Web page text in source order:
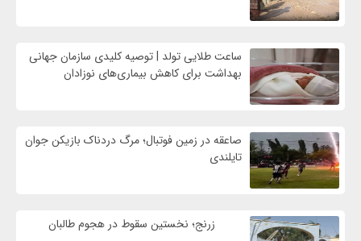
ساعت طلایی تولد | توصیه کلیدی سازمان جهانی
بهداشت برای کاهش بیماری‌های نوزادان
صاعقه در زمین فوتبال؛ مرگ دردناک بازیکن جوان
تایلندی
زرنج؛ نخستین سقوط در هجوم طالبان